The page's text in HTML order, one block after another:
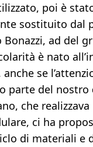
poi è
sostituito dal
ad del
è nato
se
parte del nostro
che
ci ha
di materiali e